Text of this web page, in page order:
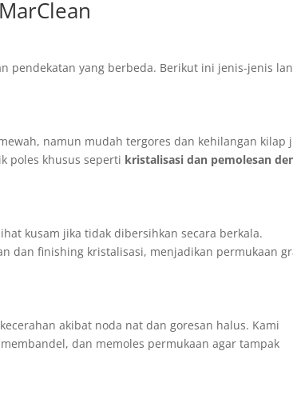
pendekatan yang berbeda. Berikut ini jenis-jenis
namun mudah tergores dan kehilangan kilap
poles khusus seperti kristalisasi dan pemolesan
kusam jika tidak dibersihkan secara berkala.
dan finishing kristalisasi, menjadikan permukaan
akibat noda nat dan goresan halus. Kami
dan memoles permukaan agar tampak